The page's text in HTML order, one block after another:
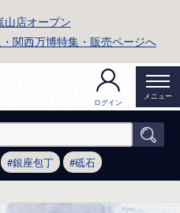
山店オープン
関西万博特集・販売ページへ
ログイン
メニュー
銀座包丁 砥石